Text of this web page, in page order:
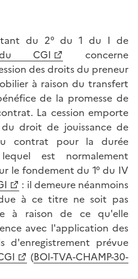
du 2° du 1 du I de
CGI
concerne
des droits du preneur
à raison du transfert
de la promesse de
La cession emporte
droit de jouissance de
contrat pour la durée
est normalement
le fondement du 1° du IV
: il demeure néanmoins
à ce titre ne soit pas
à raison de ce qu'elle
avec l'application des
d'enregistrement prévue
(BOI-TVA-CHAMP-30-